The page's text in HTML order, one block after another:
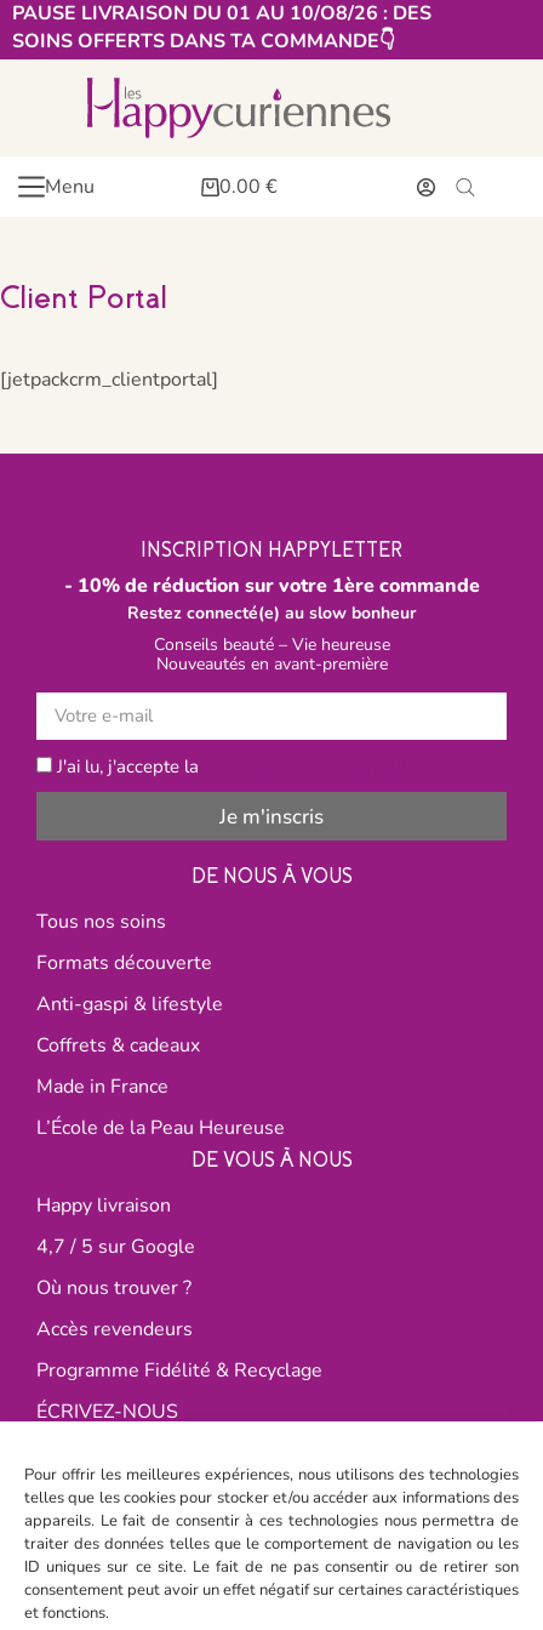
Pour offrir les meilleures expériences, nous utilisons des technologies
telles que les cookies pour stocker et/ou accéder aux informations des
appareils. Le fait de consentir à ces technologies nous permettra de
traiter des données telles que le comportement de navigation ou les
ID uniques sur ce site. Le fait de ne pas consentir ou de retirer son
consentement peut avoir un effet négatif sur certaines caractéristiques
et fonctions.
PAUSE LIVRAISON DU 01 AU 10/O8/26 : DES
SOINS OFFERTS DANS TA COMMANDE👇​
Menu 0.00 €
Client Portal
[jetpackcrm_clientportal]
INSCRIPTION HAPPYLETTER
- 10% de réduction sur votre 1ère commande
Restez connecté(e) au slow bonheur
Conseils beauté – Vie heureuse
Nouveautés en avant-première
J'ai lu, j'accepte la
Je m'inscris
DE NOUS À VOUS
Tous nos soins
Formats découverte
Anti-gaspi & lifestyle
Coffrets & cadeaux
Made in France
L’École de la Peau Heureuse
DE VOUS À NOUS
Happy livraison
4,7 / 5 sur Google
Où nous trouver ?
Accès revendeurs
Programme Fidélité & Recyclage
ÉCRIVEZ-NOUS
révolutionner la cosmétique, avec une approche
minimaliste, décomplexée et positive ! Objectif peau
heureuse. Pari réussi ;)
SUIVEZ LES HAPPYCURIENNES